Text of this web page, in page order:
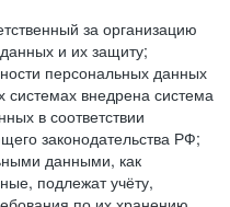
за организацию
и их защиту;
персональных данных
внедрена система
в соответствии
законодательства РФ;
данными, как
подлежат учёту,